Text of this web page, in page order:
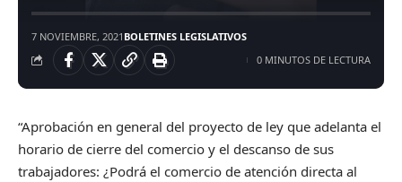
7 NOVIEMBRE, 2021 BOLETINES LEGISLATIVOS
0 MINUTOS DE LECTURA
“Aprobación en general del proyecto de ley que adelanta el
horario de cierre del comercio y el descanso de sus
trabajadores: ¿Podrá el comercio de atención directa al